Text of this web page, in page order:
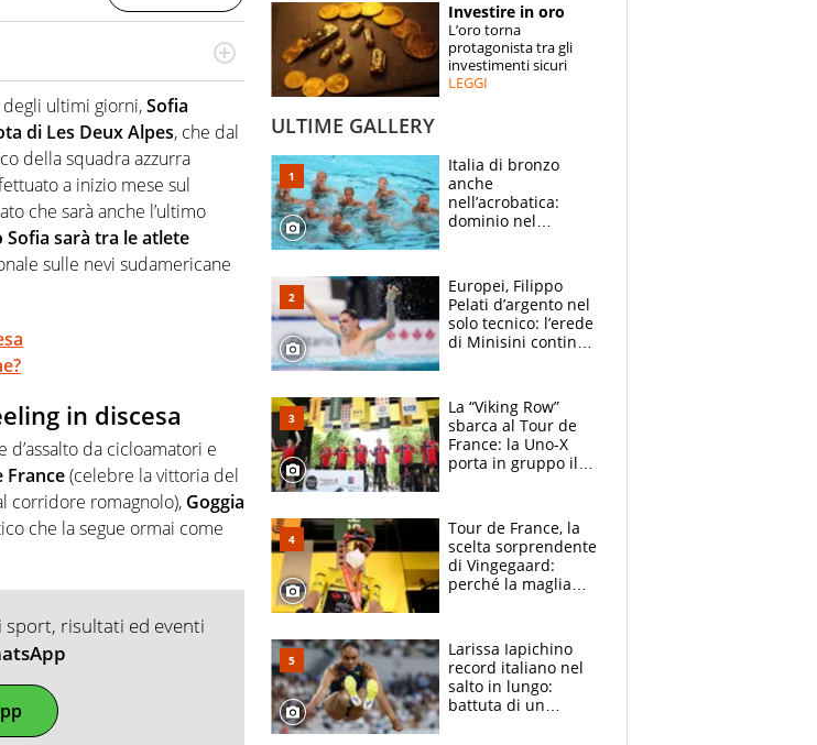
SPECIALI
ESPERTI
di Virgilio Sport. Provate a
ne farà innamorare
degli ultimi giorni,Sofia
di Les Deux Alpes, che dal
della squadra azzurra
a inizio mese sul
che sarà anche l’ultimo
Sofia sarà tra le atlete
sulle nevi sudamericane
in discesa
d’assalto da cicloamatori e
France(celebre la vittoria del
corridore romagnolo), Goggia
che la segue ormai come
sport, risultati ed eventi
Investire in oro
L’oro torna
protagonista tra gli
investimenti sicuri
LEGGI
ULTIME GALLERY
Italia di bronzo
anche
nell’acrobatica:
dominio nel
e compagni
continuare
Europei, Filippo
Pelati d’argento nel
solo tecnico: l’erede
di Minisini continua
mirino
La “Viking Row”
sbarca al Tour de
France: la Uno-X
porta in gruppo il
compagni
Tour de France, la
scelta sorprendente
di Vingegaard:
perché la maglia
rischio da evitare
Larissa Iapichino
record italiano nel
salto in lungo:
battuta di un